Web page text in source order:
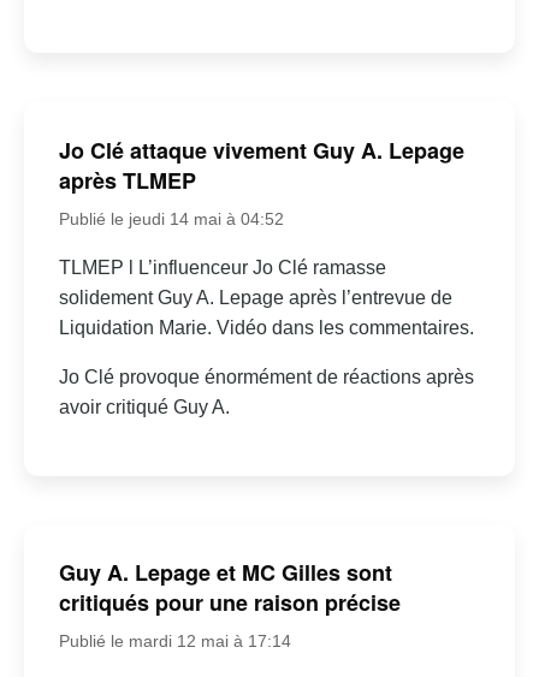
Jo Clé attaque vivement Guy A. Lepage
après TLMEP
Publié le jeudi 14 mai à 04:52
TLMEP l L’influenceur Jo Clé ramasse
solidement Guy A. Lepage après l’entrevue de
Liquidation Marie. Vidéo dans les commentaires.
Jo Clé provoque énormément de réactions après
avoir critiqué Guy A.
Guy A. Lepage et MC Gilles sont
critiqués pour une raison précise
Publié le mardi 12 mai à 17:14